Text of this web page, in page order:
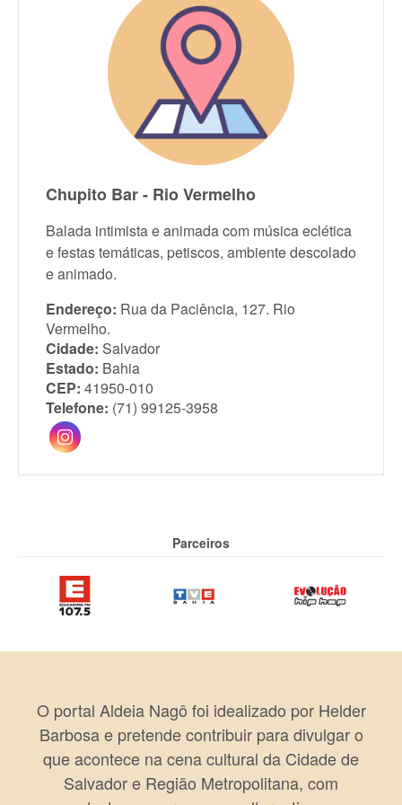
Chupito Bar - Rio Vermelho
Balada intimista e animada com música eclética
e festas temáticas, petiscos, ambiente descolado
e animado.
Endereço: Rua da Paciência, 127. Rio
Vermelho.
Cidade: Salvador
Estado: Bahia
CEP: 41950-010
Telefone: (71) 99125-3958
Parceiros
O portal Aldeia Nagô foi idealizado por Helder
Barbosa e pretende contribuir para divulgar o
que acontece na cena cultural da Cidade de
Salvador e Região Metropolitana, com